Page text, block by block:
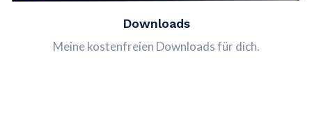
Downloads
Meine kostenfreien Downloads für dich.